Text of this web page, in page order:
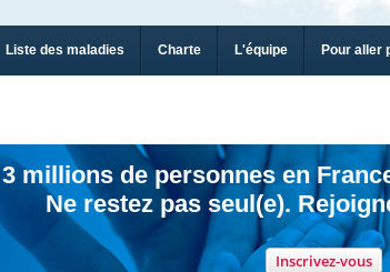
Liste des maladies Charte L'équipe Pour aller
3 millions de personnes en
Ne restez pas seul(e).
Inscrivez-vous